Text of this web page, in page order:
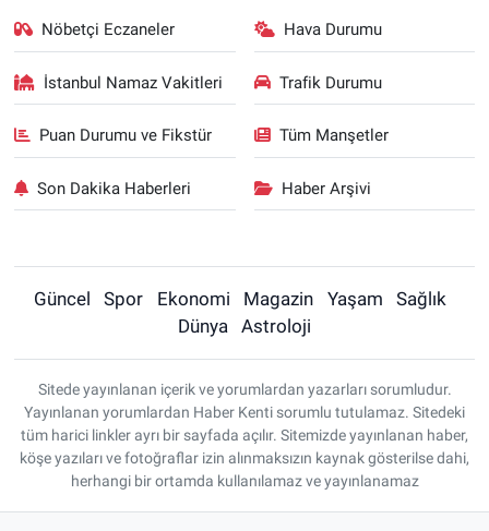
Nöbetçi Eczaneler Hava Durumu
İstanbul Namaz Vakitleri Trafik Durumu
Puan Durumu ve Fikstür Tüm Manşetler
Son Dakika Haberleri Haber Arşivi
Güncel Spor Ekonomi Magazin Yaşam
Sağlık
Dünya
Astroloji
Sitede yayınlanan içerik ve yorumlardan yazarları sorumludur.
Yayınlanan yorumlardan Haber Kenti sorumlu tutulamaz. Sitedeki
tüm harici linkler ayrı bir sayfada açılır. Sitemizde yayınlanan haber,
köşe yazıları ve fotoğraflar izin alınmaksızın kaynak gösterilse dahi,
herhangi bir ortamda kullanılamaz ve yayınlanamaz